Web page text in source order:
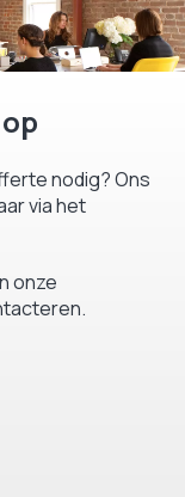
nodig? Ons
via het
onze